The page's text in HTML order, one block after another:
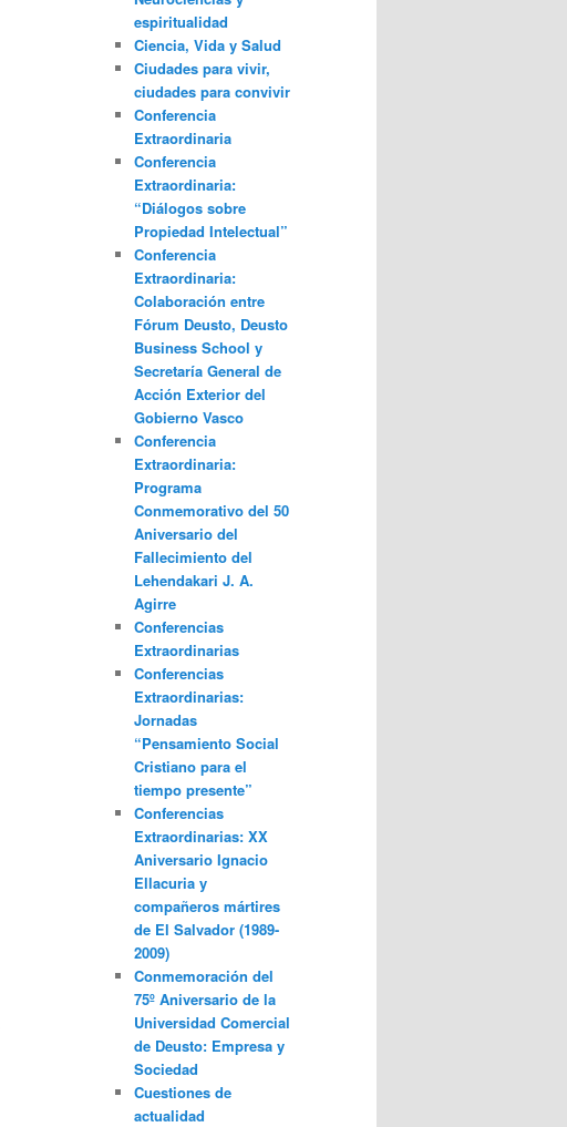
espiritualidad
Ciencia, Vida y Salud
Ciudades para vivir,
ciudades para convivir
Conferencia
Extraordinaria
Conferencia
Extraordinaria:
“Diálogos sobre
Propiedad Intelectual”
Conferencia
Extraordinaria:
Colaboración entre
Fórum Deusto, Deusto
Business School y
Secretaría General de
Acción Exterior del
Gobierno Vasco
Conferencia
Extraordinaria:
Programa
Conmemorativo del 50
Aniversario del
Fallecimiento del
Lehendakari J. A.
Agirre
Conferencias
Extraordinarias
Conferencias
Extraordinarias:
Jornadas
“Pensamiento Social
Cristiano para el
tiempo presente”
Conferencias
Extraordinarias: XX
Aniversario Ignacio
Ellacuria y
compañeros mártires
de El Salvador (1989-
2009)
Conmemoración del
75º Aniversario de la
Universidad Comercial
de Deusto: Empresa y
Sociedad
Cuestiones de
actualidad